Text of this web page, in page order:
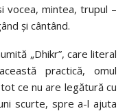
vocea, mintea, trupul –
și cântând.
„Dhikr”, care literal
practică, omul
ce nu are legătură cu
scurte, spre a-l ajuta